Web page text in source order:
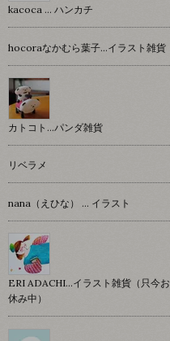
kacoca ... ハンカチ
hocoraなかむら葉子…イラスト雑貨
カトコト…パンダ雑貨
リベラメ
nana（えひな） … イラスト
ERI ADACHI...イラスト雑貨（只今お
休み中）